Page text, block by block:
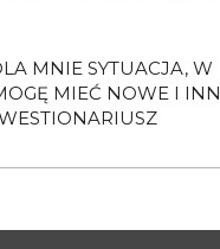
MNIE SYTUACJA, W
MIEĆ NOWE I